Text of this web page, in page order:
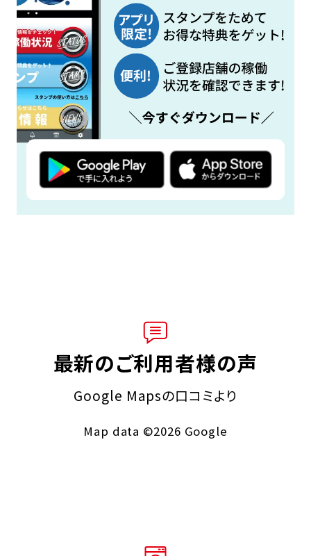
最新のご利用者様の声
Google Mapsの口コミより
Map data ©2026 Google